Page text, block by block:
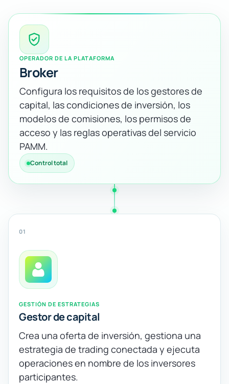
OPERADOR DE LA PLATAFORMA
Broker
Configura los requisitos de los gestores de
capital, las condiciones de inversión, los
modelos de comisiones, los permisos de
acceso y las reglas operativas del servicio
PAMM.
Control total
01
GESTIÓN DE ESTRATEGIAS
Gestor de capital
Crea una oferta de inversión, gestiona una
estrategia de trading conectada y ejecuta
operaciones en nombre de los inversores
participantes.